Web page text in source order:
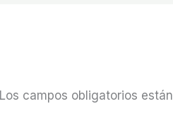
Los campos obligatorios están